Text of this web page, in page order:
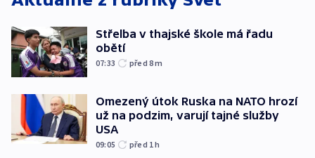
Střelba v thajské škole má řadu
obětí
07:33 před 8m
Omezený útok Ruska na NATO hrozí
už na podzim, varují tajné služby
USA
09:05 před 1h